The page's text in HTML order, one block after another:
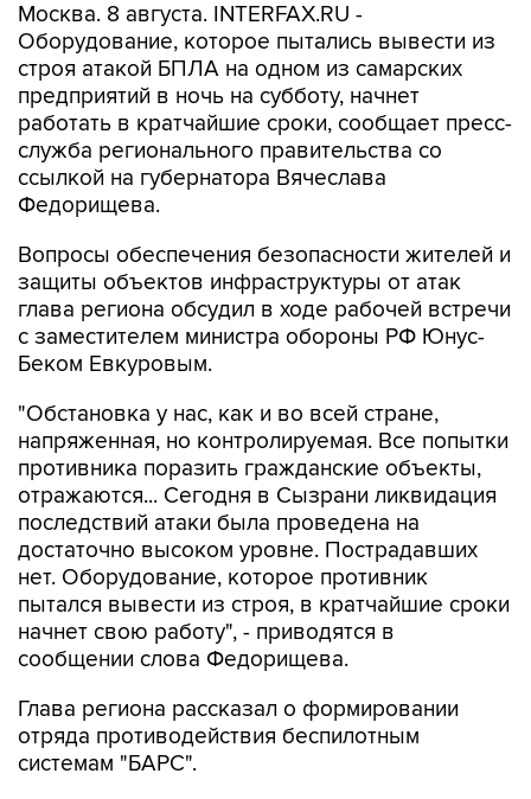
Москва. 8 августа. INTERFAX.RU -
Оборудование, которое пытались вывести из
строя атакой БПЛА на одном из самарских
предприятий в ночь на субботу, начнет
работать в кратчайшие сроки, сообщает пресс-
служба регионального правительства со
ссылкой на губернатора Вячеслава
Федорищева.
Вопросы обеспечения безопасности жителей и
защиты объектов инфраструктуры от атак
глава региона обсудил в ходе рабочей встречи
с заместителем министра обороны РФ Юнус-
Беком Евкуровым.
"Обстановка у нас, как и во всей стране,
напряженная, но контролируемая. Все попытки
противника поразить гражданские объекты,
отражаются... Сегодня в Сызрани ликвидация
последствий атаки была проведена на
достаточно высоком уровне. Пострадавших
нет. Оборудование, которое противник
пытался вывести из строя, в кратчайшие сроки
начнет свою работу", - приводятся в
сообщении слова Федорищева.
Глава региона рассказал о формировании
отряда противодействия беспилотным
системам "БАРС".